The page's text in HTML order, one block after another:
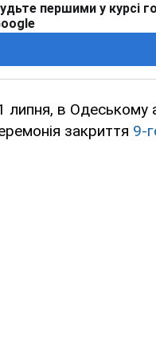
першими у курсі
липня, в Одеському
закриття 9-